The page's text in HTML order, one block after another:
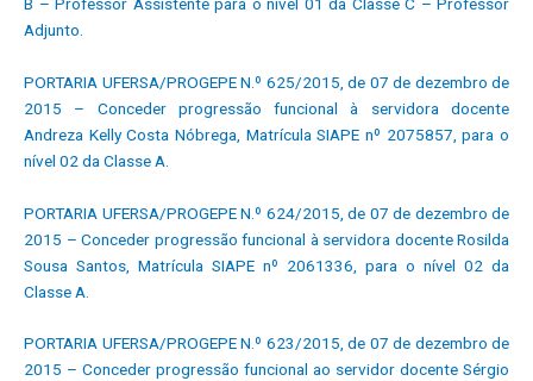
Adjunto.
PORTARIA UFERSA/PROGEPE N.º 625/2015, de 07 de dezembro de
2015 – Conceder progressão funcional à servidora docente
Andreza Kelly Costa Nóbrega, Matrícula SIAPE nº 2075857, para o
nível 02 da Classe A.
PORTARIA UFERSA/PROGEPE N.º 624/2015, de 07 de dezembro de
2015 – Conceder progressão funcional à servidora docente Rosilda
Sousa Santos, Matrícula SIAPE nº 2061336, para o nível 02 da
Classe A.
PORTARIA UFERSA/PROGEPE N.º 623/2015, de 07 de dezembro de
2015 – Conceder progressão funcional ao servidor docente Sérgio